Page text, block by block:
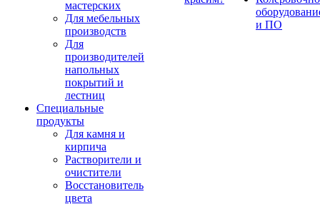
мастерских
Для мебельных
производств
Для
производителей
напольных
покрытий и
лестниц
Специальные
продукты
Для камня и
кирпича
Растворители и
очистители
Восстановитель
цвета
и ПО